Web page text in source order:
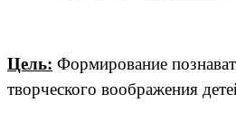
Цель: Формирование
творческого воображения